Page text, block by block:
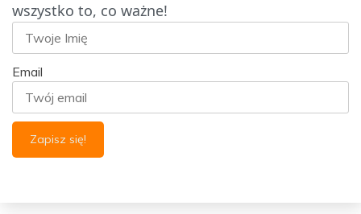
wszystko to, co ważne!
Email